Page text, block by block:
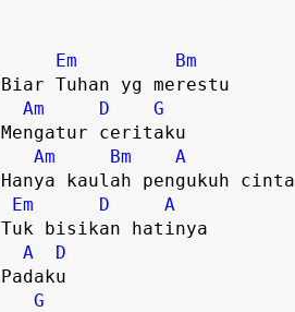
Em
Bm
Biar Tuhan yg merestu
Am
D
G
Mengatur ceritaku
Am
Bm
A
Hanya kaulah pengukuh cinta
Em
D
A
Tuk bisikan hatinya
A
D
Padaku
G